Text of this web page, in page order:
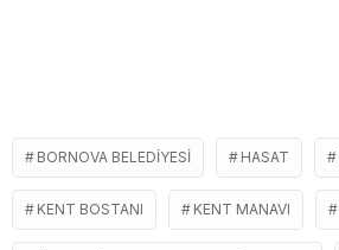
BORNOVA BELEDIYESI HASAT
KENT BOSTANI KENT MANAVI